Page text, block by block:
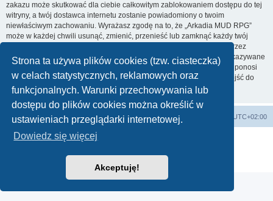
Strona ta używa plików cookies (tzw. ciasteczka)
w celach statystycznych, reklamowych oraz
funkcjonalnych. Warunki przechowywania lub
dostępu do plików cookies można określić w
ustawieniach przeglądarki internetowej.
Dowiedz się więcej
Akceptuję!
zakazu może skutkować dla ciebie całkowitym zablokowaniem dostępu do tej
witryny, a twój dostawca internetu zostanie powiadomiony o twoim
niewłaściwym zachowaniu. Wyrażasz zgodę na to, że „Arkadia MUD RPG”
może w każdej chwili usunąć, zmienić, przenieść lub zamknąć każdy twój
temat, post. Wyrażasz zgodę na zapisywanie wszystkich podanych przez
ciebie informacji w naszej bazie danych. Informacje te nie będą przekazywane
nikomu bez twojej zgody, ale ani „Arkadia MUD RPG”, ani phpBB nie ponosi
odpowiedzialności za włamania do witryny, podczas których może dojść do
kradzieży danych.
arkadia.rpg.pl Forum UTC+02:00
Technologię dostarcza